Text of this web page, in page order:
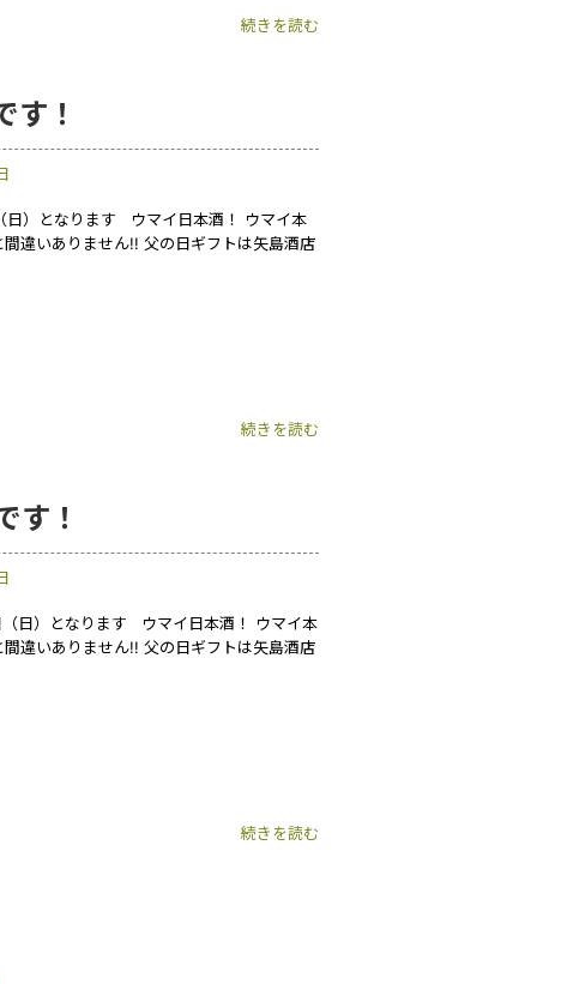
続きを読む
す！
日）となります ウマイ日本酒！ ウマイ本
違いありません!! 父の日ギフトは矢島酒店
続きを読む
す！
日）となります ウマイ日本酒！ ウマイ本
違いありません!! 父の日ギフトは矢島酒店
続きを読む